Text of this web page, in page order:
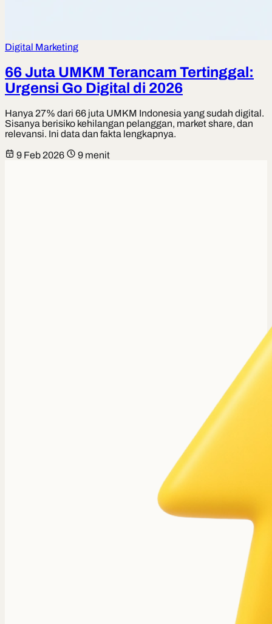
Digital Marketing
66 Juta UMKM Terancam Tertinggal:
Urgensi Go Digital di 2026
Hanya 27% dari 66 juta UMKM Indonesia yang sudah digital.
Sisanya berisiko kehilangan pelanggan, market share, dan
relevansi. Ini data dan fakta lengkapnya.
9 Feb 2026 9 menit